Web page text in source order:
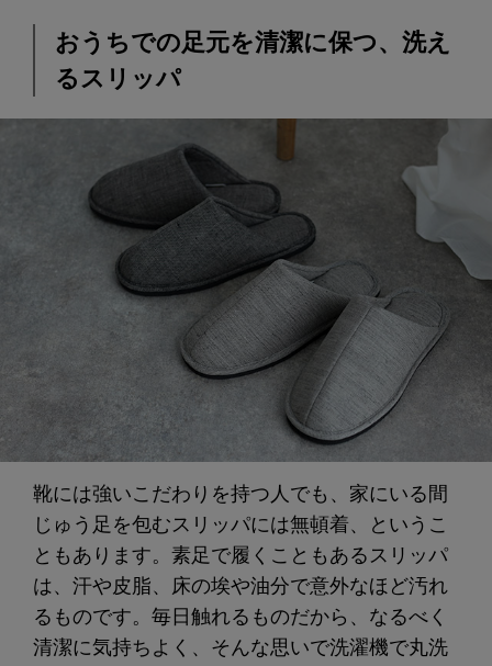
おうちでの足元を清潔に保つ、洗え
るスリッパ
靴には強いこだわりを持つ人でも、家にいる間
じゅう足を包むスリッパには無頓着、というこ
ともあります。素足で履くこともあるスリッパ
は、汗や皮脂、床の埃や油分で意外なほど汚れ
るものです。毎日触れるものだから、なるべく
清潔に気持ちよく、そんな思いで洗濯機で丸洗